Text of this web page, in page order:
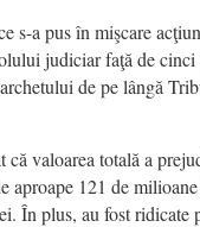
s-a pus în mişcare
judiciar faţă de cinci
de pe lângă
valoarea totală a
aproape 121 de
În plus, au fost ridicate